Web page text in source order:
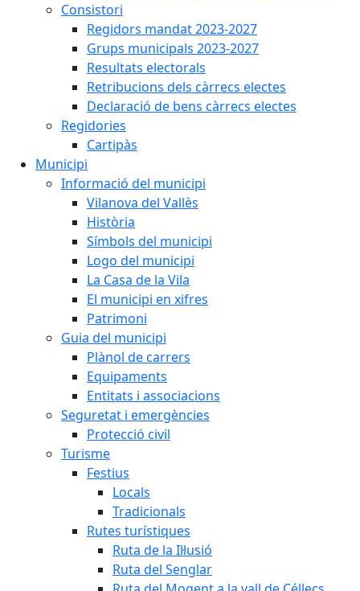
Consistori
Regidors mandat 2023-2027
Grups municipals 2023-2027
Resultats electorals
Retribucions dels càrrecs electes
Declaració de bens càrrecs electes
Regidories
Cartipàs
Municipi
Informació del municipi
Vilanova del Vallès
Història
Símbols del municipi
Logo del municipi
La Casa de la Vila
El municipi en xifres
Patrimoni
Guia del municipi
Plànol de carrers
Equipaments
Entitats i associacions
Seguretat i emergències
Protecció civil
Turisme
Festius
Locals
Tradicionals
Rutes turístiques
Ruta de la Il·lusió
Ruta del Senglar